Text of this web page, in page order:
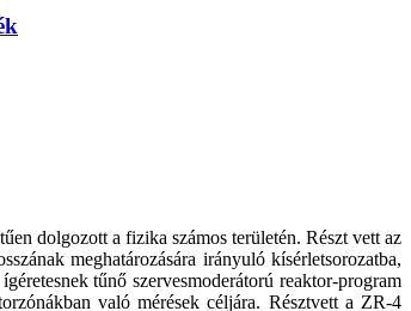
dolgozott a fizika számos területén. Részt vett az
meghatározására irányuló kísérletsorozatba,
tűnő szervesmoderátorú reaktor-program
való mérések céljára. Résztvett a ZR-4